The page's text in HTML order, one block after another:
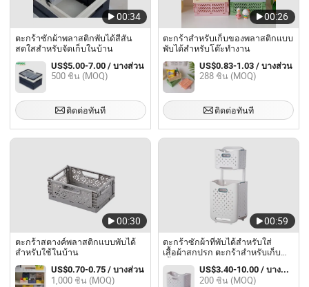
00:34
ตะกร้าซักผ้าพลาสติกพับได้สีสัน
สดใสสำหรับจัดเก็บในบ้าน
US$5.00-7.00 / บางส่วน
500 ชิ้น (MOQ)
ติดต่อทันที
00:26
ตะกร้าสำหรับเก็บของพลาสติกแบบ
พับได้สำหรับโต๊ะทำงาน
US$0.83-1.03 / บางส่วน
288 ชิ้น (MOQ)
ติดต่อทันที
00:30
ตะกร้าสตางค์พลาสติกแบบพับได้
สำหรับใช้ในบ้าน
US$0.70-0.75 / บางส่วน
1,000 ชิ้น (MOQ)
00:59
ตะกร้าซักผ้าที่พับได้สำหรับใส่
เสื้อผ้าสกปรก ตะกร้าสำหรับเก็บ
เสื้อผ้าสกปรก
US$3.40-10.00 / บางส่วน
200 ชิ้น (MOQ)